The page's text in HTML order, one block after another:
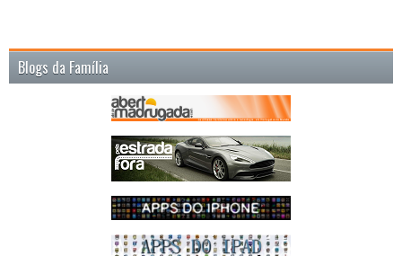
Blogs da Família